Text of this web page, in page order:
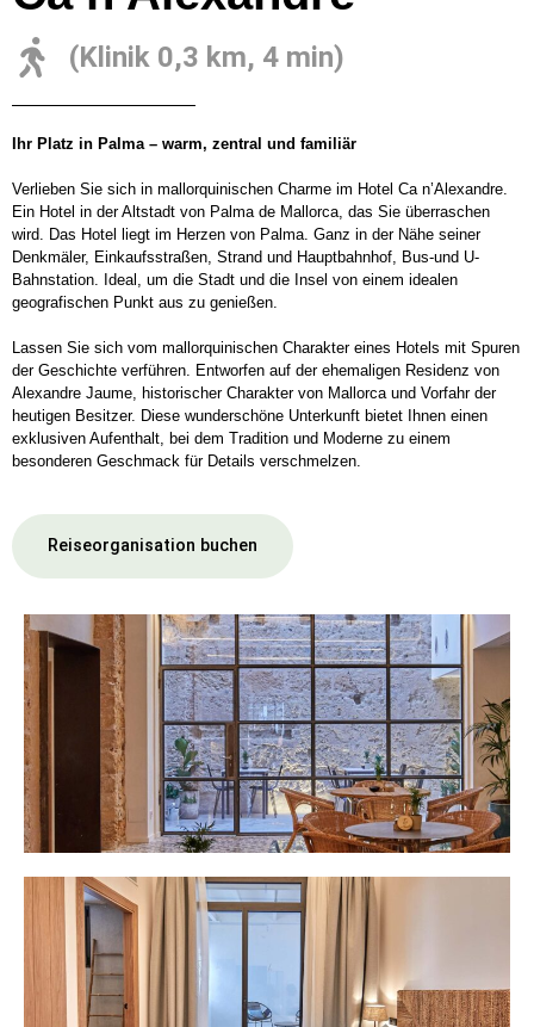
(Klinik 0,3 km, 4 min)
Ihr Platz in Palma – warm, zentral und familiär
Verlieben Sie sich in mallorquinischen Charme im Hotel Ca n’Alexandre.
Ein Hotel in der Altstadt von Palma de Mallorca, das Sie überraschen
wird. Das Hotel liegt im Herzen von Palma. Ganz in der Nähe seiner
Denkmäler, Einkaufsstraßen, Strand und Hauptbahnhof, Bus-und U-
Bahnstation. Ideal, um die Stadt und die Insel von einem idealen
geografischen Punkt aus zu genießen.
Lassen Sie sich vom mallorquinischen Charakter eines Hotels mit Spuren
der Geschichte verführen. Entworfen auf der ehemaligen Residenz von
Alexandre Jaume, historischer Charakter von Mallorca und Vorfahr der
heutigen Besitzer. Diese wunderschöne Unterkunft bietet Ihnen einen
exklusiven Aufenthalt, bei dem Tradition und Moderne zu einem
besonderen Geschmack für Details verschmelzen.
Reiseorganisation buchen